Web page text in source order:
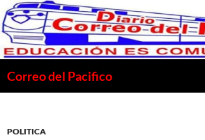
Saltar
al
contenido
Correo del Pacifico
POLITICA